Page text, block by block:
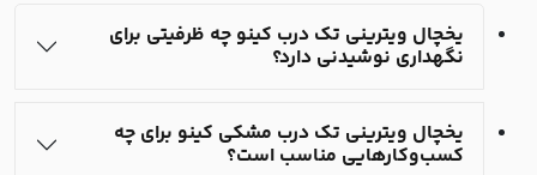
یخچال ویترینی تک درب کینو چه ظرفیتی برای
نگهداری نوشیدنی دارد؟
یخچال ویترینی تک درب مشکی کینو برای چه
کسب‌وکارهایی مناسب است؟